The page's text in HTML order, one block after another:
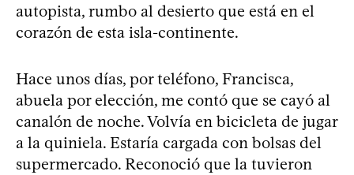
autopista, rumbo al desierto que está en el
corazón de esta isla-continente.
Hace unos días, por teléfono, Francisca,
abuela por elección, me contó que se cayó al
canalón de noche. Volvía en bicicleta de jugar
a la quiniela. Estaría cargada con bolsas del
supermercado. Reconoció que la tuvieron